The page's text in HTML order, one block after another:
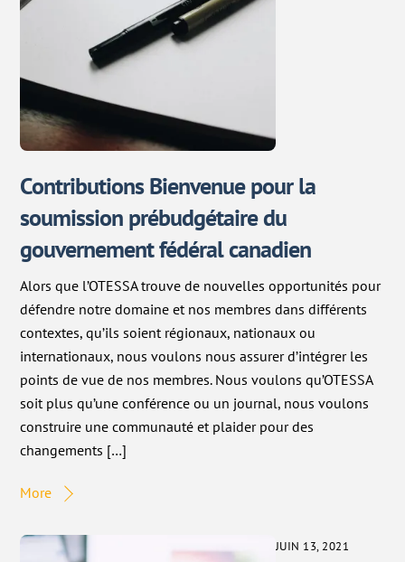
Contributions Bienvenue pour la
soumission prébudgétaire du
gouvernement fédéral canadien
Alors que l’OTESSA trouve de nouvelles opportunités pour
défendre notre domaine et nos membres dans différents
contextes, qu’ils soient régionaux, nationaux ou
internationaux, nous voulons nous assurer d’intégrer les
points de vue de nos membres. Nous voulons qu’OTESSA
soit plus qu’une conférence ou un journal, nous voulons
construire une communauté et plaider pour des
changements […]
More
JUIN 13, 2021